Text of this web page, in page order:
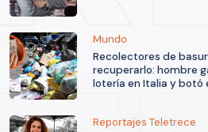
Mundo
Recolectores de
recuperarlo: hombre
lotería en Italia y botó
Reportajes Teletrece